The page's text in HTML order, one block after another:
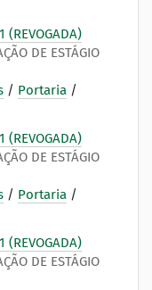
(REVOGADA)
DE ESTÁGIO
/ Portaria /
(REVOGADA)
DE ESTÁGIO
/ Portaria /
(REVOGADA)
DE ESTÁGIO